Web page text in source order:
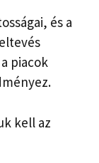
és a
piacok
kell az